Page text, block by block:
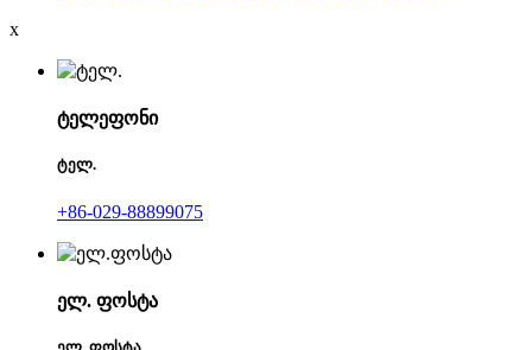
x
ტელეფონი
ტელ.
+86-029-88899075
ელ. ფოსტა